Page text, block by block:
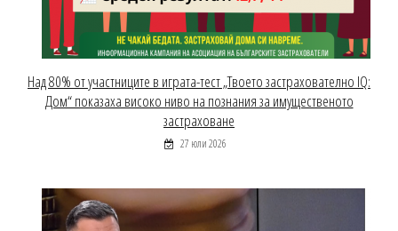
Над 80% от участниците в играта-тест „Твоето застрахователно IQ:
Дом“ показаха високо ниво на познания за имущественото
застраховане
27 юли 2026